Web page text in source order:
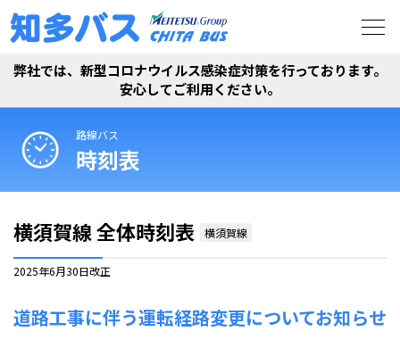
弊社では、新型コロナウイルス感染症対策を行っております。
安心してご利用ください。
路線バス
時刻表
横須賀線 全体時刻表 横須賀線
2025年6月30日改正
道路工事に伴う運転経路変更についてお知らせ